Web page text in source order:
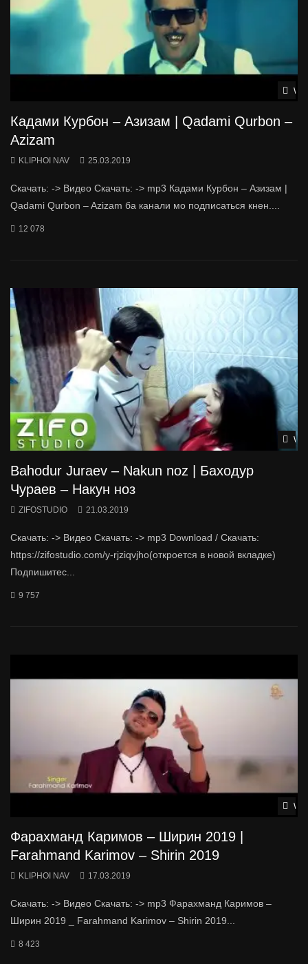
Кадами Курбон – Азизам | Qadami Qurbon –
Azizam
KLIPHOI NAV 25.03.2019
Скачать: -> Видео Скачать: -> mp3 Кадами Курбон – Азизам |
Qadami Qurbon – Azizam ба канали мо подписаться кнен....
12 078
Bahodur Juraev – Nakun noz | Баходур
Чураев – Накун ноз
ZIFOSTUDIO 21.03.2019
Скачать: -> Видео Скачать: -> mp3 Download / Скачать:
https://zifostudio.com/y-rjziqvjho(откроется в новой вкладке)
Подпишитес...
9 757
Фарахманд Каримов – Ширин 2019 |
Farahmand Karimov – Shirin 2019
KLIPHOI NAV 17.03.2019
Скачать: -> Видео Скачать: -> mp3 Фарахманд Каримов –
Ширин 2019 _ Farahmand Karimov – Shirin 2019...
8 423